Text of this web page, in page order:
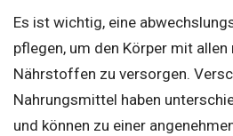
Es ist wichtig, eine
pflegen, um den Körper mit
Nährstoffen zu versorgen.
Nahrungsmittel haben
und können zu einer